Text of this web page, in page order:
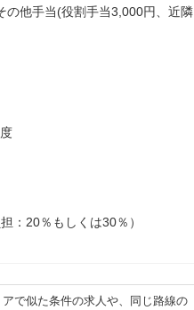
他手当(役割手当3,000円、近隣
：20％もしくは30％）
アで似た条件の求人や、同じ路線の